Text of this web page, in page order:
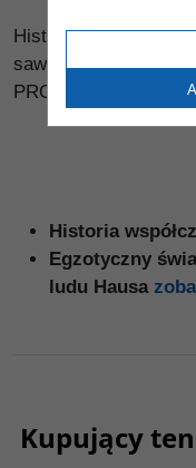
Historia
sawanny. Kultura i
PROMOCYJNY
Historia
Egzotyczny
ludu Hausa
Kupujący